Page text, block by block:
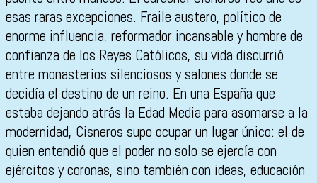
esas raras excepciones. Fraile austero, político de
enorme influencia, reformador incansable y hombre de
confianza de los Reyes Católicos, su vida discurrió
entre monasterios silenciosos y salones donde se
decidía el destino de un reino. En una España que
estaba dejando atrás la Edad Media para asomarse a la
modernidad, Cisneros supo ocupar un lugar único: el de
quien entendió que el poder no solo se ejercía con
ejércitos y coronas, sino también con ideas, educación